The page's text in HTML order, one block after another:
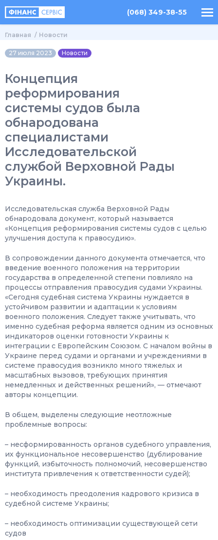
(068) 349-38-55
Главная Новости
27 июля 2023 Новости
Концепция
реформирования
системы судов была
обнародована
специалистами
Исследовательской
службой Верховной Рады
Украины.
Исследовательская служба Верховной Рады
обнародовала документ, который называется
«Концепция реформирования системы судов с целью
улучшения доступа к правосудию».
В сопровождении данного документа отмечается, что
введение военного положения на территории
государства в определенной степени повлияло на
процессы отправления правосудия судами Украины.
«Сегодня судебная система Украины нуждается в
устойчивом развитии и адаптации к условиям
военного положения. Следует также учитывать, что
именно судебная реформа является одним из основных
индикаторов оценки готовности Украины к
интеграции с Европейским Союзом. С началом войны в
Украине перед судами и органами и учреждениями в
системе правосудия возникло много тяжелых и
масштабных вызовов, требующих принятия
немедленных и действенных решений», — отмечают
авторы концепции.
В общем, выделены следующие неотложные
проблемные вопросы:
– несформированность органов судебного управления,
их функциональное несовершенство (дублирование
функций, избыточность полномочий, несовершенство
института привлечения к ответственности судей);
– необходимость преодоления кадрового кризиса в
судебной системе Украины;
– необходимость оптимизации существующей сети
судов